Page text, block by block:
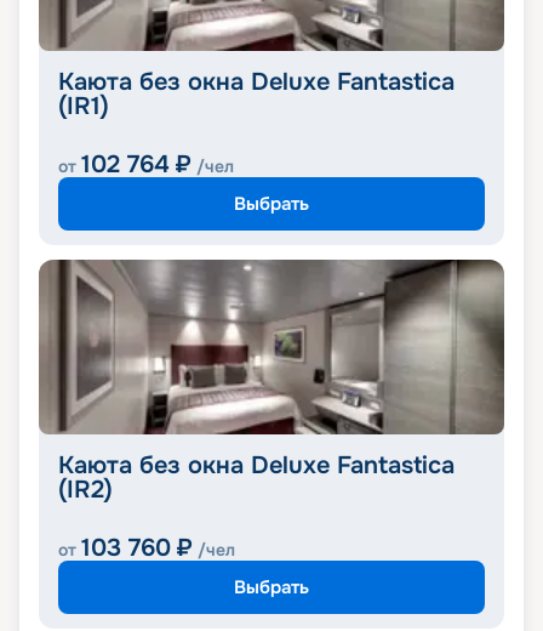
Каюта без окна Deluxe Fantastica
(IR1)
от 102 764 ₽ /чел
Выбрать
Каюта без окна Deluxe Fantastica
(IR2)
от 103 760 ₽ /чел
Выбрать